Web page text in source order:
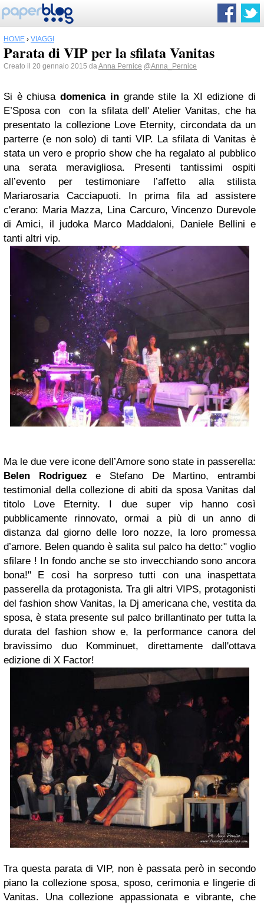
HOME › VIAGGI
Parata di VIP per la sfilata Vanitas
Creato il 20 gennaio 2015 daAnna Pernice @Anna_Pernice
Si è chiusadomenica ingrande stile la XI edizione di
E’Sposa con con la sfilata dell' Atelier Vanitas, che ha
presentato la collezione Love Eternity, circondata da un
parterre (e non solo) di tanti VIP. La sfilata di Vanitas è
stata un vero e proprio show che ha regalato al pubblico
una serata meravigliosa. Presenti tantissimi ospiti
all’evento per testimoniare l’affetto alla stilista
Mariarosaria Cacciapuoti. In prima fila ad assistere
c'erano: Maria Mazza, Lina Carcuro, Vincenzo Durevole
di Amici, il judoka Marco Maddaloni, Daniele Bellini e
tanti altri vip.
Ma le due vere icone dell’Amore sono state in passerella:
Belen Rodriguez e Stefano De Martino, entrambi
testimonial della collezione di abiti da sposa Vanitas dal
titolo Love Eternity. I due super vip hanno così
pubblicamente rinnovato, ormai a più di un anno di
distanza dal giorno delle loro nozze, la loro promessa
d’amore. Belen quando è salita sul palco ha detto:" voglio
sfilare ! In fondo anche se sto invecchiando sono ancora
bona!" E così ha sorpreso tutti con una inaspettata
passerella da protagonista. Tra gli altri VIPS, protagonisti
del fashion show Vanitas, la Dj americana che, vestita da
sposa, è stata presente sul palco brillantinato per tutta la
durata del fashion show e, la performance canora del
bravissimo duo Komminuet, direttamente dall'ottava
edizione di X Factor!
Tra questa parata di VIP, non è passata però in secondo
piano la collezione sposa, sposo, cerimonia e lingerie di
Vanitas. Una collezione appassionata e vibrante, che